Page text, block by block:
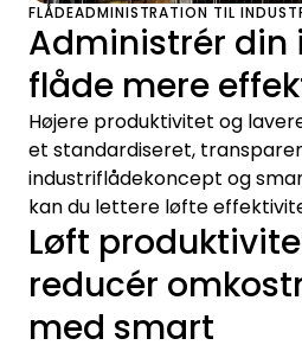
FLÅDEADMINISTRATION TIL
Administrér din
flåde mere
Højere produktivitet og
et standardiseret,
industriflådekoncept og
kan du lettere løfte
Løft
reducér
med smart